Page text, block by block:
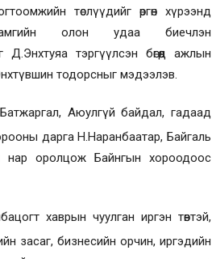
төслүүдийг өргөн хүрээнд
олон удаа биечлэн
Д.Энхтуяа тэргүүлсэн бөгөөд ажлын
тодорсныг мэдээлэв.
Аюулгүй байдал, гадаад
ны дарга Н.Наранбаатар, Байгаль
нар оролцож Байнгын хороодоос
хаврын чуулган иргэн төвтэй,
засаг, бизнесийн орчин, иргэдийн